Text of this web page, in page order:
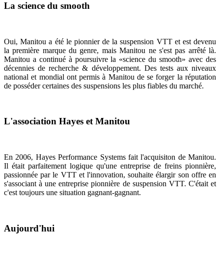
La science du smooth
Oui, Manitou a été le pionnier de la suspension VTT et est devenu
la première marque du genre, mais Manitou ne s'est pas arrêté là.
Manitou a continué à poursuivre la «science du smooth» avec des
décennies de recherche & développement. Des tests aux niveaux
national et mondial ont permis à Manitou de se forger la réputation
de posséder certaines des suspensions les plus fiables du marché.
L'association Hayes et Manitou
En 2006, Hayes Performance Systems fait l'acquisiton de Manitou.
Il était parfaitement logique qu'une entreprise de freins pionnière,
passionnée par le VTT et l'innovation, souhaite élargir son offre en
s'associant à une entreprise pionnière de suspension VTT. C'était et
c'est toujours une situation gagnant-gagnant.
Aujourd'hui